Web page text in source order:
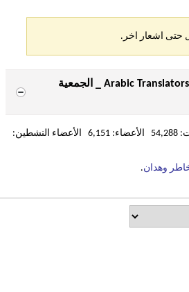
حتى اشعار اخر.
إحصائيات Arabic Translators International _ الجمعية
المواضيع: 10,521 المشاركات: 54,288 الأعضاء: 6,151 الأعضاء النشطين:
وهدان.